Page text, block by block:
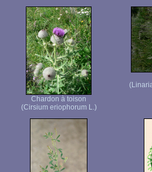
Chardon à toison
(Cirsium eriophorum L.)